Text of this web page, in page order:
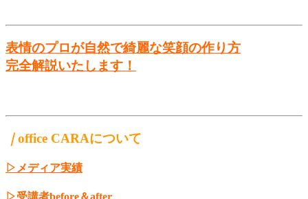
表情のプロが自然で綺麗な笑顔の作り方
完全解説いたします！
｜office CARAについて
▷メディア実績
▷受講者before＆after